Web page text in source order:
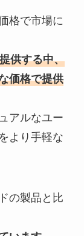
格で市場に
供する中、
価格で提供
アルなユー
より手軽な
の製品と比